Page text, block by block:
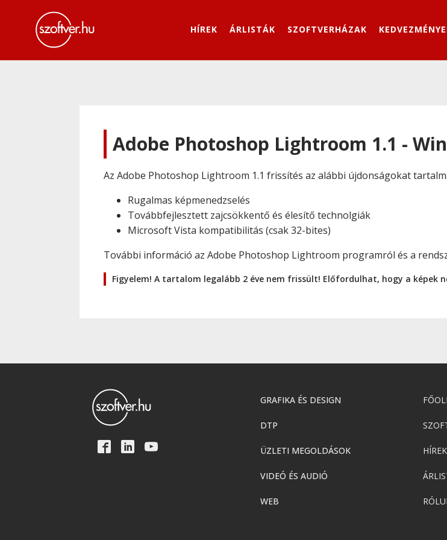
HÍREK ÁRLISTÁK SZOFTVERHÁZAK
Adobe Photoshop Lightroom 1.1 -
Az Adobe Photoshop Lightroom 1.1 frissítés az alábbi újdonságokat
Rugalmas képmenedzselés
Továbbfejlesztett zajcsökkentő és élesítő technolgiák
Microsoft Vista kompatibilitás (csak 32-bites)
További információ az Adobe Photoshop Lightroom programról és a
Figyelem! A tartalom legalább 2 éve nem frissült! Előfordulhat, hogy a képek
GRAFIKA ÉS DESIGN
DTP
ÜZLETI MEGOLDÁSOK
VIDEÓ ÉS AUDIÓ
WEB
HÍREK